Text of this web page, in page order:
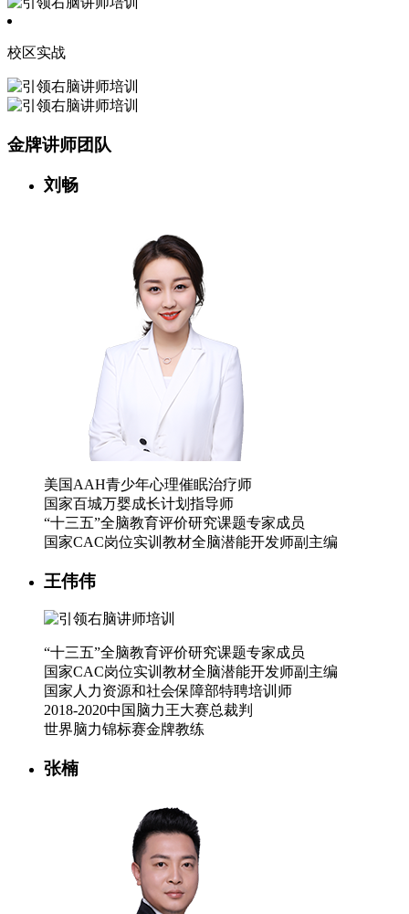
校区实战
金牌讲师团队
刘畅
美国AAH青少年心理催眠治疗师
国家百城万婴成长计划指导师
“十三五”全脑教育评价研究课题专家成员
国家CAC岗位实训教材全脑潜能开发师副主编
王伟伟
“十三五”全脑教育评价研究课题专家成员
国家CAC岗位实训教材全脑潜能开发师副主编
国家人力资源和社会保障部特聘培训师
2018-2020中国脑力王大赛总裁判
世界脑力锦标赛金牌教练
张楠